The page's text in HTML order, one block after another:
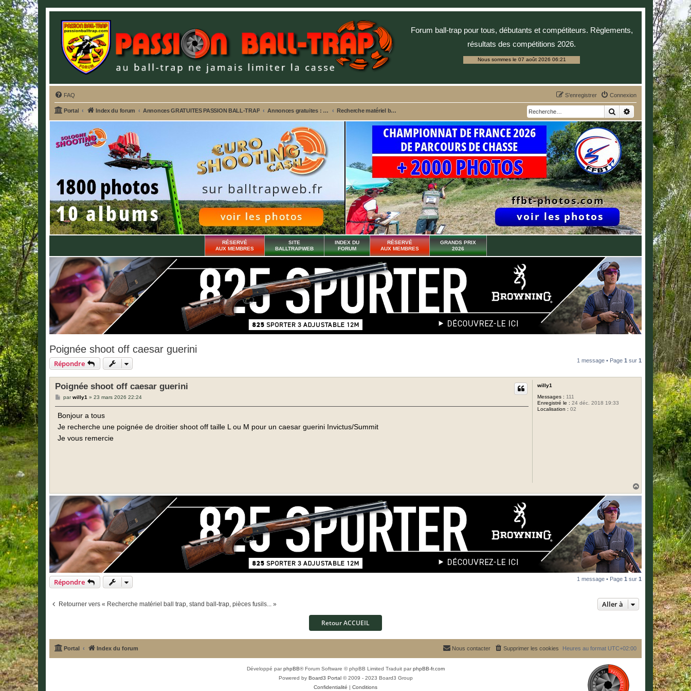
Forum ball-trap pour tous, débutants et compétiteurs. Règlements,
résultats des compétitions 2026.
Nous sommes le 07 août 2026 06:21
FAQ Connexion
S’enregistrer
Portal Index du forum Annonces GRATUITES PASSION BALL-TRAP Annonces gratuites : Ventes - Recherches - Alertes vols Recherche matériel ball trap, stand ball-trap, pièces fusils... RechercherRecherche avancée
RÉSERVÉ
AUX MEMBRES
SITE
BALLTRAPWEB
INDEX DU
FORUM
RÉSERVÉ
AUX MEMBRES
GRANDS PRIX
2026
Poignée shoot off caesar guerini
Répondre 1 message • Page 1 sur 1
willy1
Messages : 111
Enregistré le : 24 déc. 2018 19:33
Localisation : 02
Poignée shoot off caesar guerini
M
s
g
parwilly1 » 23 mars 2026 22:24
Bonjour a tous
Je recherche une poignée de droitier shoot off taille L ou M pour un caesar guerini Invictus/Summit
Je vous remercie
a
Répondre 1 message • Page 1 sur 1
Retourner vers « Recherche matériel ball trap, stand ball-trap, pièces fusils... » Aller à
Retour ACCUEIL
Portal Index du forum Heures au format UTC+02:00
Supprimer les cookies
Nous contacter
Développé parphpBB® Forum Software © phpBB Limited Traduit parphpBB-fr.com
Powered by Board3 Portal© 2009 - 2023 Board3 Group
Confidentialité | Conditions